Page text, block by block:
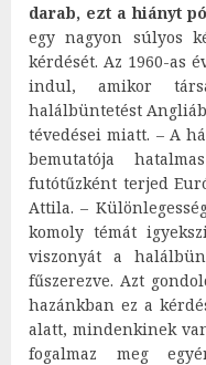
darab, ezt a hiányt
egy nagyon súlyos
kérdését. Az 1960-as
indul, amikor
halálbüntetést
tévedései miatt. – A
bemutatója
futótűzként terjed
Attila. –
komoly témát
viszonyát a
fűszerezve. Azt
hazánkban ez a
alatt, mindenkinek
fogalmaz meg